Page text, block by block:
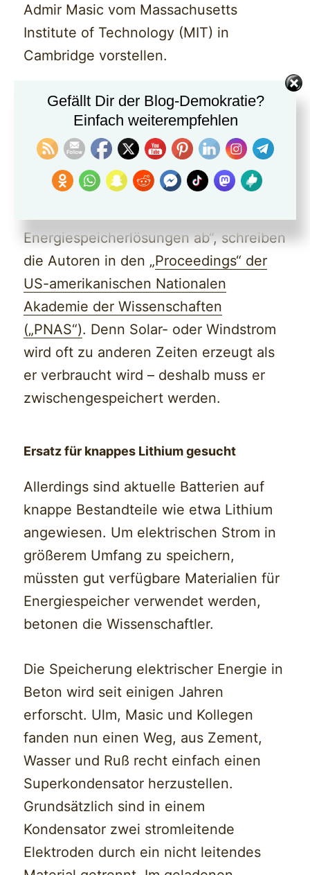
Admir Masic vom Massachusetts
Institute of Technology (MIT) in
Cambridge vorstellen.
„Der erfolgreiche, groß angelegte
Übergang von einer auf fossilen
Brennstoffen basierenden Wirtschaft zu
einer auf erneuerbaren Energien
basierenden Wirtschaft hängt von der
Energiespeicherlösungen ab“, schreiben
die Autoren in den „Proceedings“ der
US-amerikanischen Nationalen
Akademie der Wissenschaften
(„PNAS“). Denn Solar- oder Windstrom
wird oft zu anderen Zeiten erzeugt als
er verbraucht wird – deshalb muss er
zwischengespeichert werden.
Ersatz für knappes Lithium gesucht
Allerdings sind aktuelle Batterien auf
knappe Bestandteile wie etwa Lithium
angewiesen. Um elektrischen Strom in
größerem Umfang zu speichern,
müssten gut verfügbare Materialien für
Energiespeicher verwendet werden,
betonen die Wissenschaftler.
Die Speicherung elektrischer Energie in
Beton wird seit einigen Jahren
erforscht. Ulm, Masic und Kollegen
fanden nun einen Weg, aus Zement,
Wasser und Ruß recht einfach einen
Superkondensator herzustellen.
Grundsätzlich sind in einem
Kondensator zwei stromleitende
Elektroden durch ein nicht leitendes
Gefällt Dir der Blog-Demokratie?
Einfach weiterempfehlen